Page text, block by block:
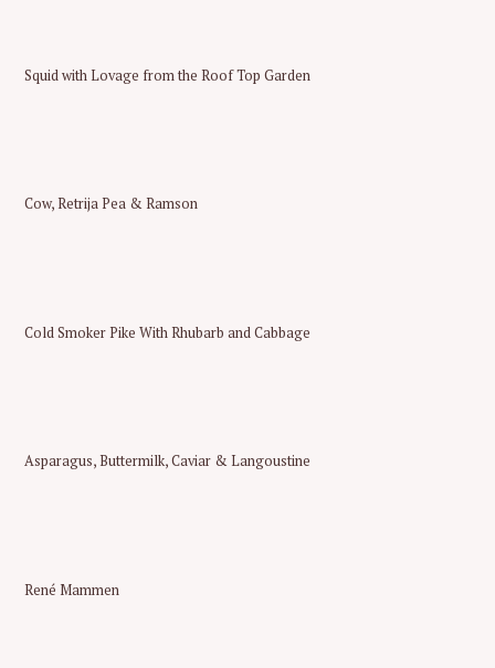
Squid with Lovage from the Roof Top Garden
Cow, Retrija Pea & Ramson
Cold Smoker Pike With Rhubarb and Cabbage
Asparagus, Buttermilk, Caviar & Langoustine
René Mammen